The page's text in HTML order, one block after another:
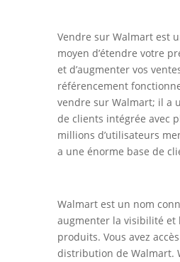
Vendre sur Walmart est
moyen d’étendre votre
et d’augmenter vos
référencement
vendre sur Walmart; il a
de clients intégrée avec
millions d’utilisateurs
a une énorme base de
Walmart est un nom
augmenter la visibilité et
produits. Vous avez
distribution de Walmart.